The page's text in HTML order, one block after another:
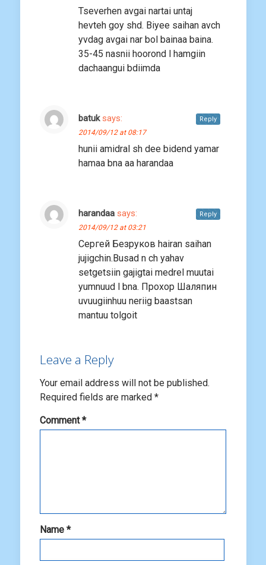
Tseverhen avgai nartai untaj
hevteh goy shd. Biyee saihan avch
yvdag avgai nar bol bainaa baina.
35-45 nasnii hoorond l hamgiin
dachaangui bdiimda
batuk says:
2014/09/12 at 08:17
hunii amidral sh dee bidend yamar
hamaa bna aa harandaa
Reply
harandaa says:
2014/09/12 at 03:21
Сергей Бeзруков hairan saihan
jujigchin.Busad n ch yahav
setgetsiin gajigtai medrel muutai
yumnuud l bna. Прохор Шаляпин
uvuugiinhuu neriig baastsan
mantuu tolgoit
Reply
Leave a Reply
Your email address will not be published.
Required fields are marked *
Comment*
Name *